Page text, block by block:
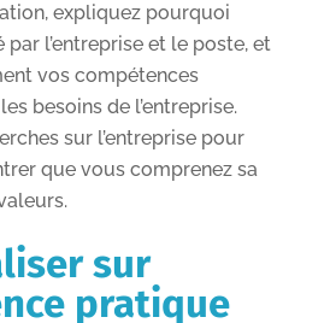
expliquez pourquoi
l’entreprise et le poste, et
vos compétences
besoins de l’entreprise.
sur l’entreprise pour
que vous comprenez sa
sur
pratique